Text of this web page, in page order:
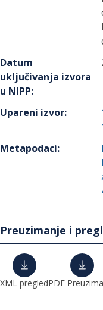
Datum
uključivanja izvora
u NIPP:
Upareni izvor:
Metapodaci:
Preuzimanje i
XML pregledPDF